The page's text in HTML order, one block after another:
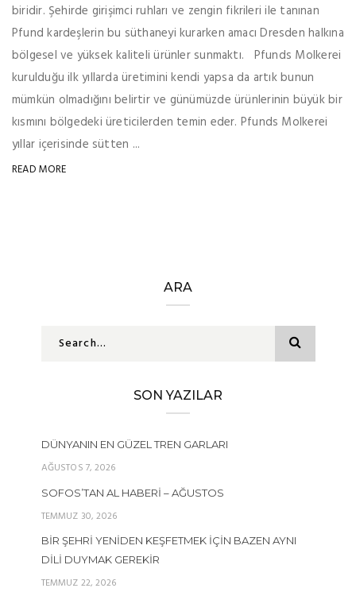
biridir. Şehirde girişimci ruhları ve zengin fikrileri ile tanınan
Pfund kardeşlerin bu süthaneyi kurarken amacı Dresden halkına
bölgesel ve yüksek kaliteli ürünler sunmaktı. Pfunds Molkerei
kurulduğu ilk yıllarda üretimini kendi yapsa da artık bunun
mümkün olmadığını belirtir ve günümüzde ürünlerinin büyük bir
kısmını bölgedeki üreticilerden temin eder. Pfunds Molkerei
yıllar içerisinde sütten ...
READ MORE
ARA
SON YAZILAR
DÜNYANIN EN GÜZEL TREN GARLARI
AĞUSTOS 7, 2026
SOFOS’TAN AL HABERI – AĞUSTOS
TEMMUZ 30, 2026
BIR ŞEHRI YENIDEN KEŞFETMEK İÇIN BAZEN AYNI
DILI DUYMAK GEREKIR
TEMMUZ 22, 2026